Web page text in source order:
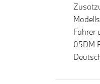
Fahrer
05DM